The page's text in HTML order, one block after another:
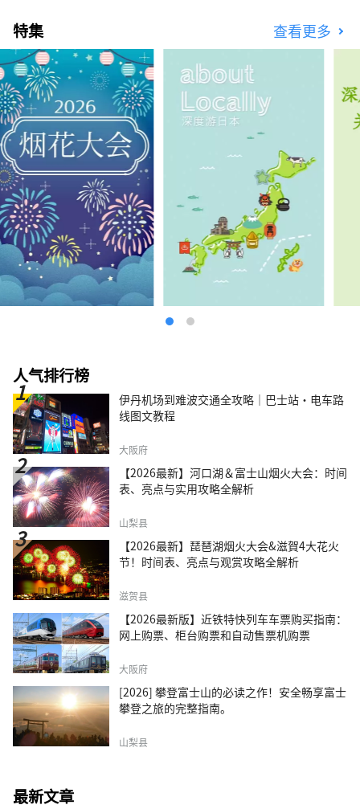
特集 查看更多
人气排行榜
伊丹机场到难波交通全攻略｜巴士站・电车路
线图文教程
大阪府
【2026最新】河口湖＆富士山烟火大会：时间
表、亮点与实用攻略全解析
山梨县
【2026最新】琵琶湖烟火大会&滋賀4大花火
节！时间表、亮点与观赏攻略全解析
滋贺县
【2026最新版】近铁特快列车车票购买指南：
网上购票、柜台购票和自动售票机购票
大阪府
[2026] 攀登富士山的必读之作！安全畅享富士
攀登之旅的完整指南。
山梨县
最新文章